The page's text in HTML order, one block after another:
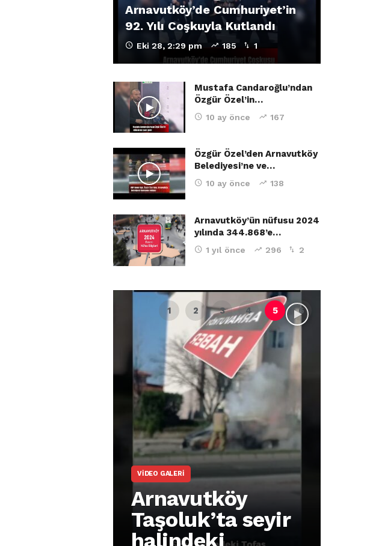
Arnavutköy’de Cumhuriyet’in
92. Yılı Coşkuyla Kutlandı
Eki 28, 2:29 pm 185 1
Mustafa Candaroğlu’ndan
Özgür Özel’in…
10 ay önce 167
Özgür Özel’den Arnavutköy
Belediyesi’ne ve…
10 ay önce 138
Arnavutköy’ün nüfusu 2024
yılında 344.868’e…
1 yıl önce 296 2
VIDEO GALERI
Arnavutköy
Taşoluk’ta seyir
halindeki